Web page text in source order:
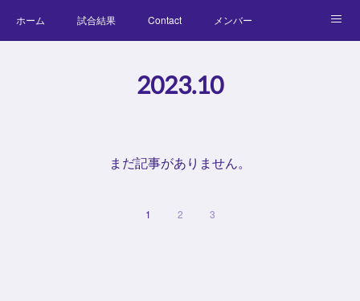
ホーム 試合結果 Contact メンバー
2023.10
まだ記事がありません。
1 2 3